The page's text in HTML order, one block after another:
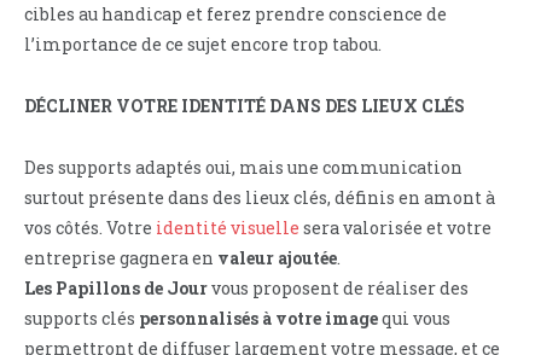
cibles au handicap et ferez prendre conscience de
l’importance de ce sujet encore trop tabou.
DÉCLINER VOTRE IDENTITÉ DANS DES LIEUX CLÉS
Des supports adaptés oui, mais une communication
surtout présente dans des lieux clés, définis en amont à
vos côtés. Votre identité visuelle sera valorisée et votre
entreprise gagnera en valeur ajoutée.
Les Papillons de Jourvous proposent de réaliser des
supports clés personnalisés à votre imagequi vous
permettront de diffuser largement votre message, et ce